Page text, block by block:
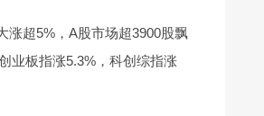
涨超5%，A股市场超3900股飘
业板指涨5.3%，科创综指涨